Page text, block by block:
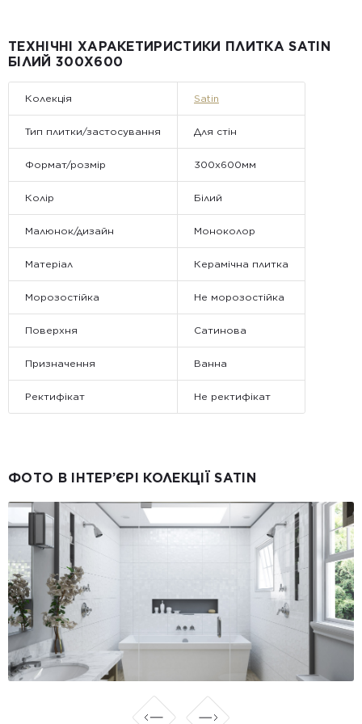
компанії Golden Tile.
Примітка:
• Відвантаження здійснюється виключно у робочі дні. У суботу,
неділю та святкові дні замовлення не обробляються та не
ТЕХНІЧНІ ХАРАКЕТИРИСТИКИ ПЛИТКА SATIN
БІЛИЙ 300Х600
Колекція Satin
Тип плитки/застосування Для стін
Формат/розмір 300x600мм
Колір Білий
Малюнок/дизайн Моноколор
Матеріал Керамічна плитка
Морозостійка Не морозостійка
Поверхня Сатинова
Призначення Ванна
Ректифікат Не ректифікат
ФОТО В ІНТЕР’ЄРІ КОЛЕКЦІЇ SATIN